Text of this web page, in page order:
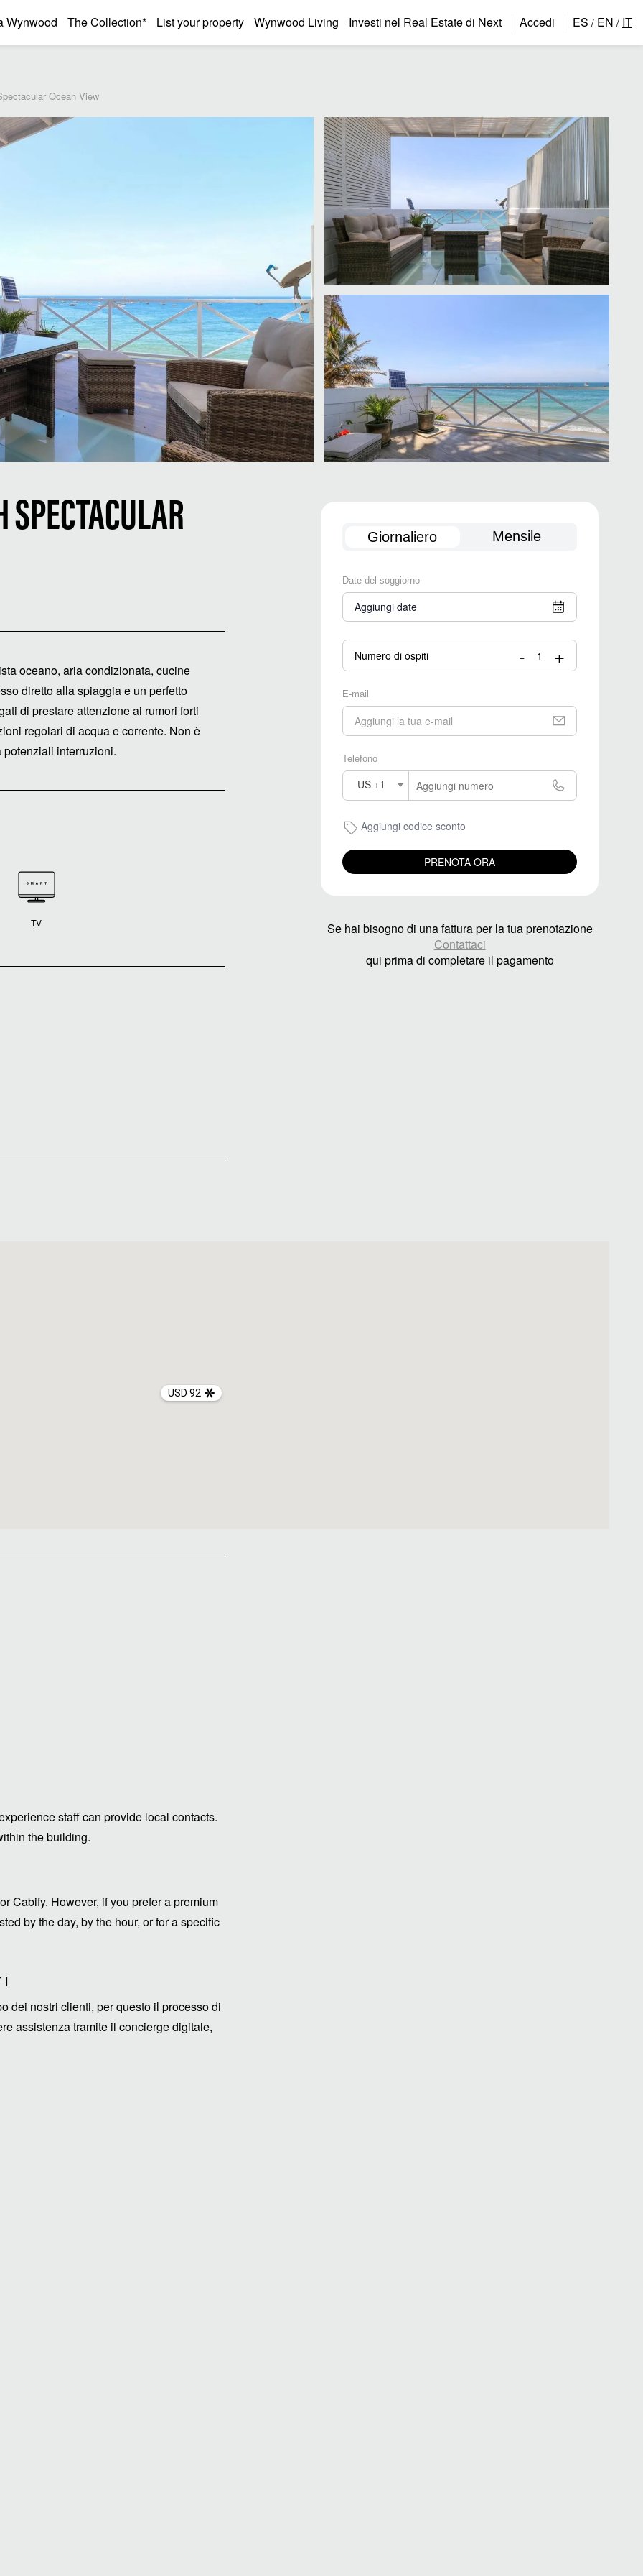
Wynwood The Collection* List your property Wynwood Living Investi nel Real Estate di Next Accedi ES / EN / IT
Ocean View
oceano, aria condizionata, cucine
diretto alla spiaggia e un perfetto
di prestare attenzione ai rumori forti
regolari di acqua e corrente. Non è
interruzioni.
TV
Giornaliero Mensile
Date del soggiorno
Aggiungi date
Numero di ospiti - +
E-mail
Telefono
US +1
Aggiungi codice sconto
PRENOTA ORA
Se hai bisogno di una fattura per la tua prenotazione
Contattaci
qui prima di completare il pagamento
USD 92
staff can provide local contacts.
the building.
Cabify. However, if you prefer a premium
by the day, by the hour, or for a specific
dei nostri clienti, per questo il processo di
assistenza tramite il concierge digitale,